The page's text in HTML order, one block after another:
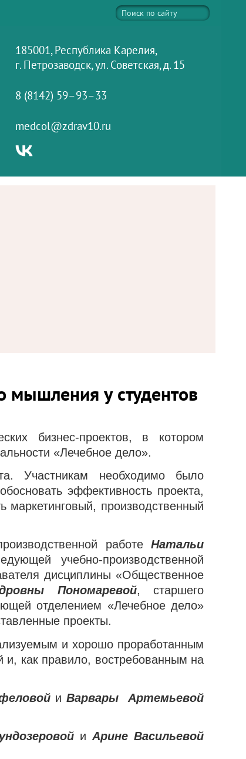
185001, Республика Карелия,
г. Петрозаводск, ул. Советская, д. 15
8 (8142) 59–93–33
medcol@zdrav10.ru
мышления у студентов
бизнес-проектов, в котором
«Лечебное дело».
Участникам необходимо было
эффективность проекта,
маркетинговый, производственный
работе Натальи
учебно-производственной
дисциплины «Общественное
Пономаревой, старшего
отделением «Лечебное дело»
проекты.
и хорошо проработанным
как правило, востребованным на
и Варвары Артемьевой
и Арине Васильевой